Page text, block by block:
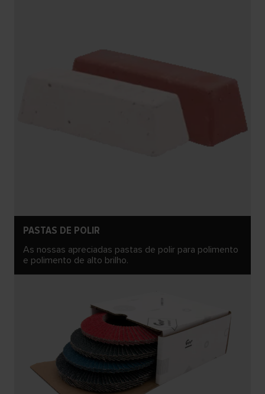
PASTAS DE POLIR
As nossas apreciadas pastas de polir para polimento
e polimento de alto brilho.